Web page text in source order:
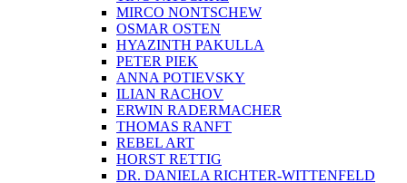
MIRCO NONTSCHEW
OSMAR OSTEN
HYAZINTH PAKULLA
PETER PIEK
ANNA POTIEVSKY
ILIAN RACHOV
ERWIN RADERMACHER
THOMAS RANFT
REBEL ART
HORST RETTIG
DR. DANIELA RICHTER-WITTENFELD